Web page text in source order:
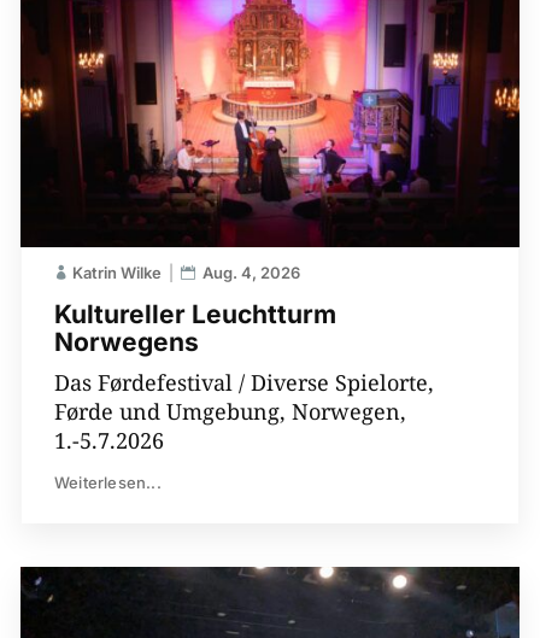
Kultureller Leuchtturm
Norwegens
Katrin Wilke Aug. 4, 2026
Das Førdefestival / Diverse Spielorte,
Førde und Umgebung, Norwegen,
1.-5.7.2026
Weiterlesen...